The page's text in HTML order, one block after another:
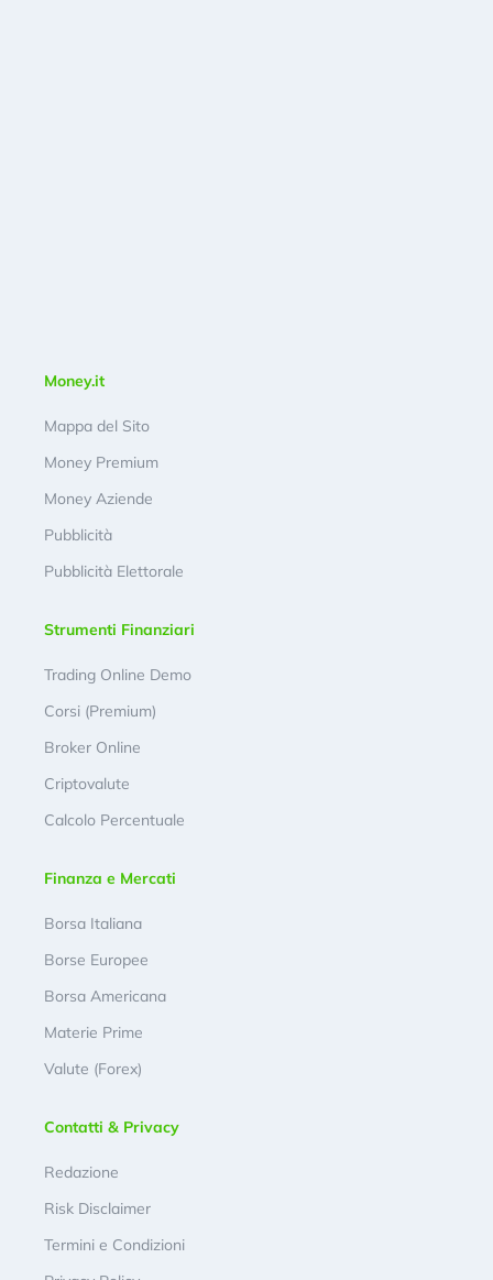
Money.it
Mappa del Sito
Money Premium
Money Aziende
Pubblicità
Pubblicità Elettorale
Strumenti Finanziari
Trading Online Demo
Corsi (Premium)
Broker Online
Criptovalute
Calcolo Percentuale
Finanza e Mercati
Borsa Italiana
Borse Europee
Borsa Americana
Materie Prime
Valute (Forex)
Contatti & Privacy
Redazione
Risk Disclaimer
Termini e Condizioni